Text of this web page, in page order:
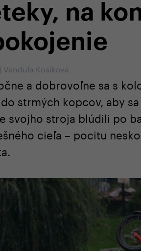
na
Vendula Kosíková
a dobrovoľne sa s
strmých kopcov, aby
svojho stroja blúdili po
cieľa – pocitu